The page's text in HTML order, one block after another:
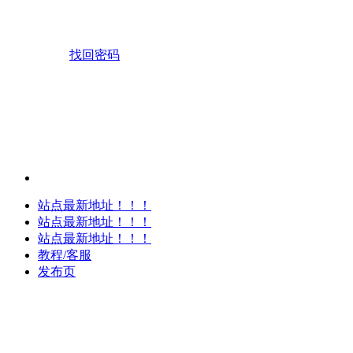
找回密码
站点最新地址！！！
站点最新地址！！！
站点最新地址！！！
教程/客服
发布页